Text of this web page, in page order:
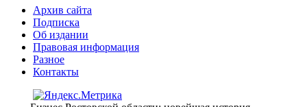
Архив сайта
Подписка
Об издании
Правовая информация
Разное
Контакты